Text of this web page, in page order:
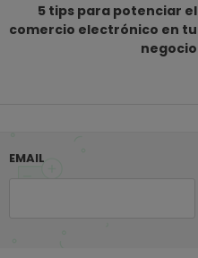
5 tips para potenciar el
comercio electrónico en tu
negocio
EMAIL